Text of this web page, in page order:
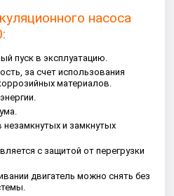
насоса
пуск в эксплуатацию.
за счет использования
материалов.
и замкнутых
с защитой от перегрузки
двигатель можно снять без